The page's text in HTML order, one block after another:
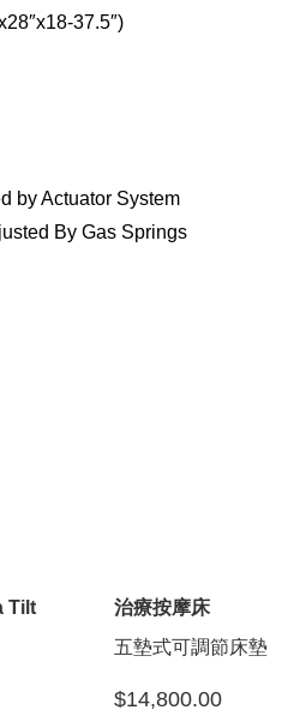
37.5″)
by Actuator System
By Gas Springs
Tilt
治療按摩床
五墊式可調節床墊
$14,800.00